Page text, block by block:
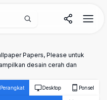
Papers, Please untuk
desain cerah dan
Desktop Ponsel